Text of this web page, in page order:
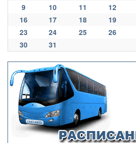
9
10 11 12
16
17 18 19
23
24 25 26
30
31